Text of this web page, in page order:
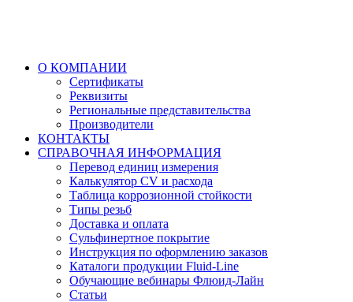
О КОМПАНИИ
Сертификаты
Реквизиты
Региональные представительства
Производители
КОНТАКТЫ
СПРАВОЧНАЯ ИНФОРМАЦИЯ
Перевод единиц измерения
Калькулятор CV и расхода
Таблица коррозионной стойкости
Типы резьб
Доставка и оплата
Сульфинертное покрытие
Инструкция по оформлению заказов
Каталоги продукции Fluid-Line
Обучающие вебинары Флюид-Лайн
Статьи